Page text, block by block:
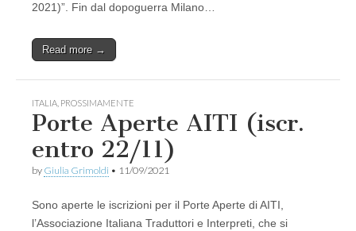
2021)”. Fin dal dopoguerra Milano…
Read more →
ITALIA PROSSIMAMENTE
Porte Aperte AITI (iscr.
entro 22/11)
by Giulia Grimoldi • 11/09/2021
Sono aperte le iscrizioni per il Porte Aperte di AITI,
l’Associazione Italiana Traduttori e Interpreti, che si